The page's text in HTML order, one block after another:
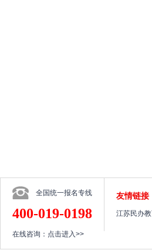
全国统一报名专线
400-019-0198
在线咨询： 点击进入>>
友情链接
江苏民办教